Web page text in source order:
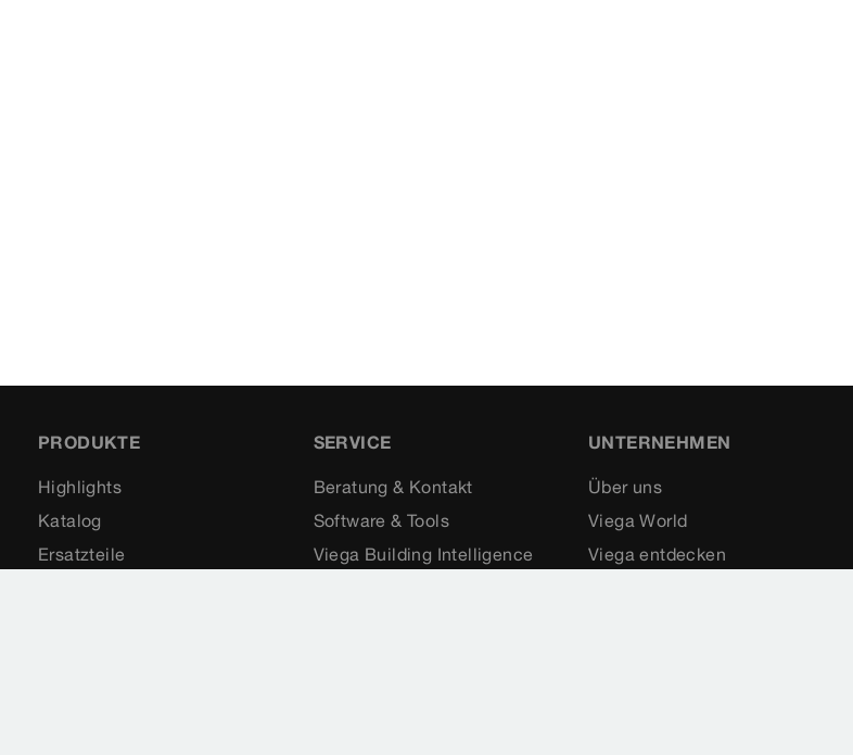
PRODUKTE
Highlights
Katalog
Ersatzteile
SERVICE
Beratung & Kontakt
Software & Tools
Viega Building Intelligence
UNTERNEHMEN
Über uns
Viega World
Viega entdecken